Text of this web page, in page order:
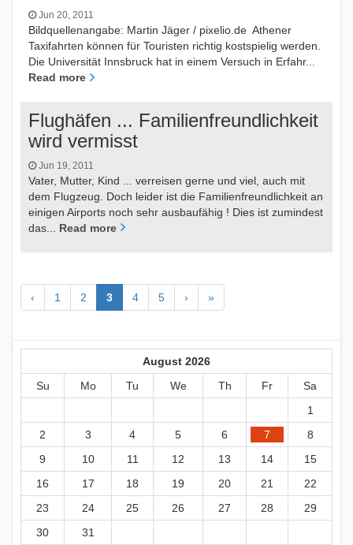
Jun 20, 2011
Bildquellenangabe: Martin Jäger / pixelio.de Athener
Taxifahrten können für Touristen richtig kostspielig werden.
Die Universität Innsbruck hat in einem Versuch in Erfahr...
Read more
Flughäfen ... Familienfreundlichkeit
wird vermisst
Jun 19, 2011
Vater, Mutter, Kind ... verreisen gerne und viel, auch mit
dem Flugzeug. Doch leider ist die Familienfreundlichkeit an
einigen Airports noch sehr ausbaufähig ! Dies ist zumindest
das... Read more
‹ 1 2 3 4 5 › »
August 2026
Su
Mo Tu We Th Fr
Sa
1
2
3 4 5 6 7
8
9
10 11 12 13 14
15
16
17 18 19 20 21
22
23
24 25 26 27 28
29
30
31